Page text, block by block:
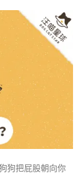
狗把屁股朝向你